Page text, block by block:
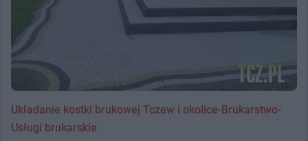
Układanie kostki brukowej Tczew i okolice-Brukarstwo-
Usługi brukarskie